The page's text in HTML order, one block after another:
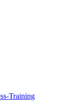
Training